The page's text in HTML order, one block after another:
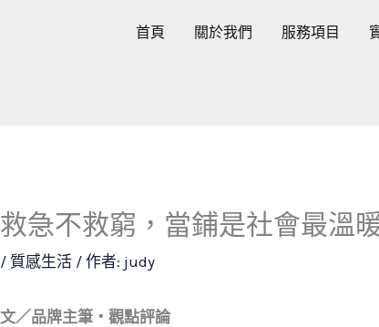
首頁 關於我們 服務項目
救急不救窮，當鋪是社會最溫
/ 質感生活 / 作者: judy
文／品牌主筆・觀點評論